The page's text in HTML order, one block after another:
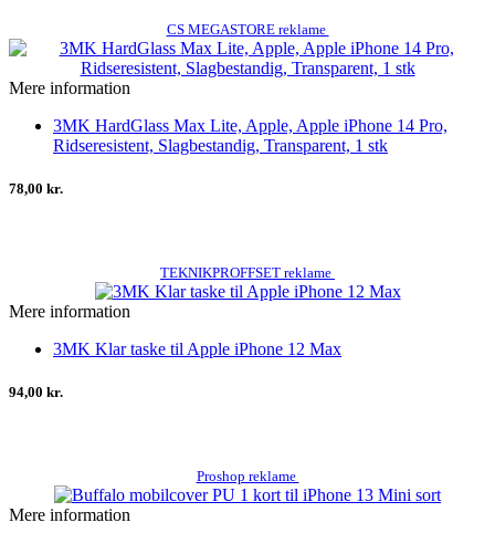
CS MEGASTORE reklame
Mere information
3MK HardGlass Max Lite, Apple, Apple iPhone 14 Pro,
Ridseresistent, Slagbestandig, Transparent, 1 stk
78,00 kr.
TEKNIKPROFFSET reklame
Mere information
3MK Klar taske til Apple iPhone 12 Max
94,00 kr.
Proshop reklame
Mere information